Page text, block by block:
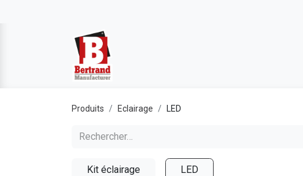
Produits Eclairage LED
Kit éclairage LED